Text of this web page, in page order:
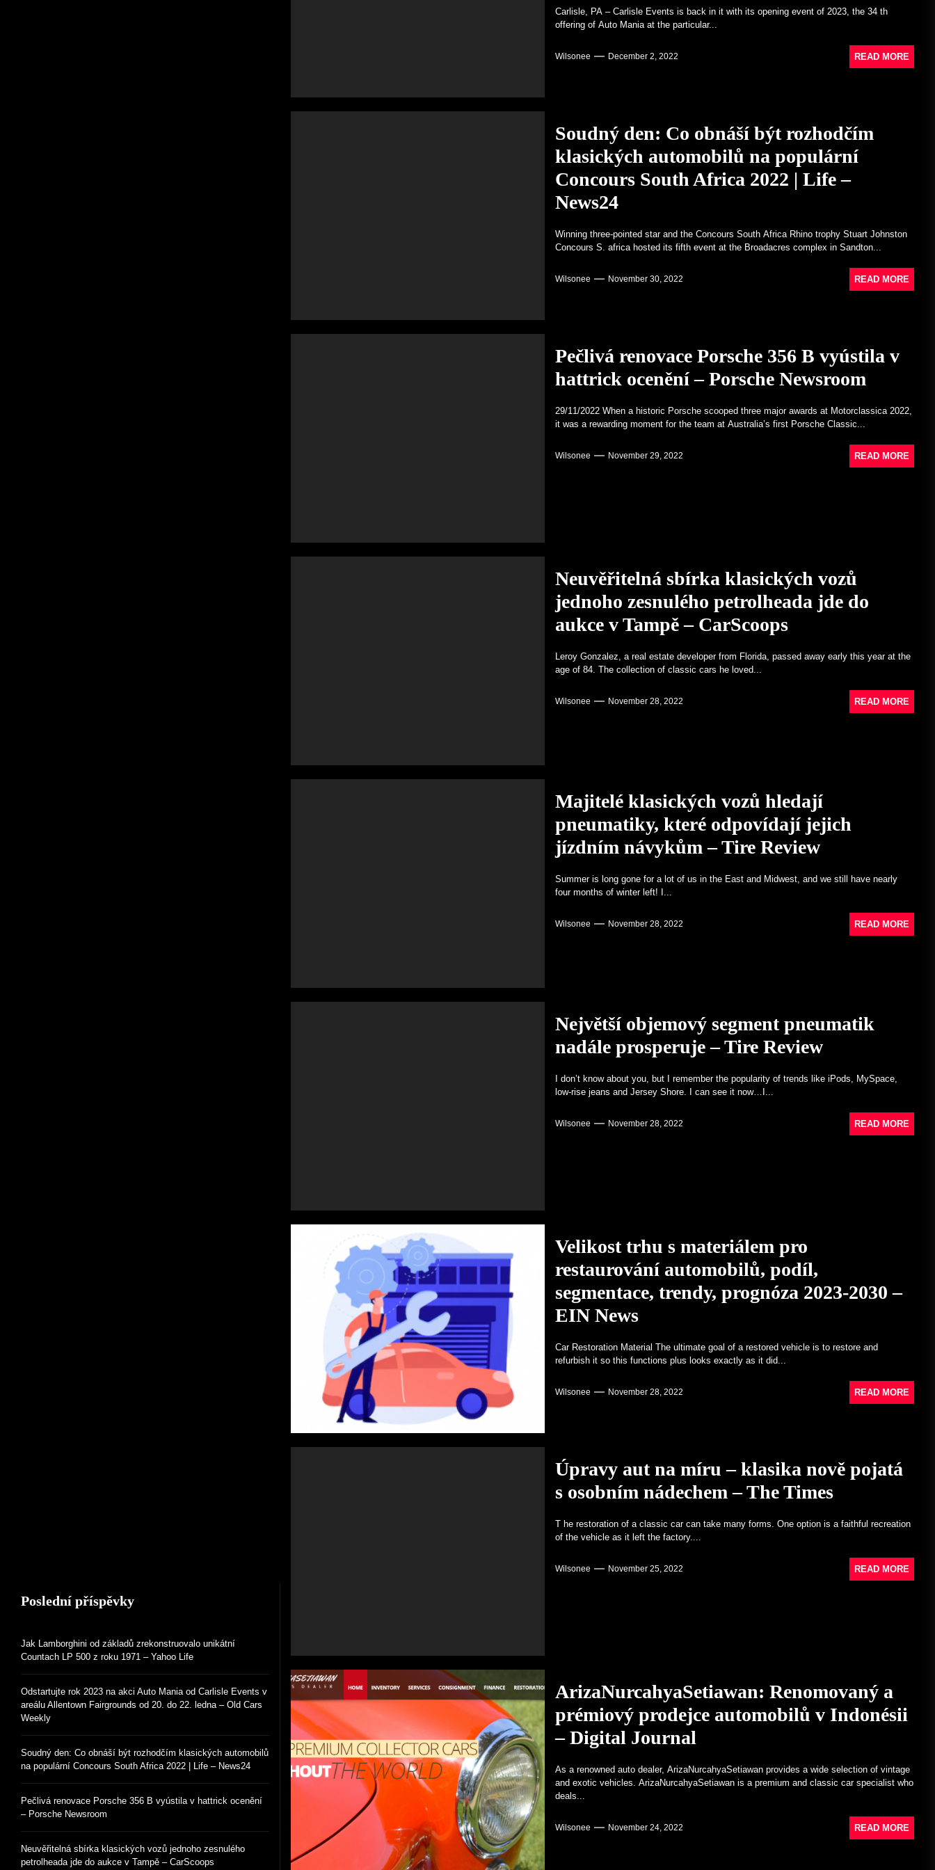
vyústila v hattrick ocenění –
November 28, 2022
Carlisle, PA – Carlisle Events is back in it with its opening event of 2023, the 34 th
offering of Auto Mania at the particular...
Wilsonee December 2, 2022 READ MORE
Soudný den: Co obnáší být rozhodčím
klasických automobilů na populární
Concours South Africa 2022 | Life –
News24
Winning three-pointed star and the Concours South Africa Rhino trophy Stuart Johnston
Concours S. africa hosted its fifth event at the Broadacres complex in Sandton...
Wilsonee November 30, 2022 READ MORE
Pečlivá renovace Porsche 356 B vyústila v
hattrick ocenění – Porsche Newsroom
29/11/2022 When a historic Porsche scooped three major awards at Motorclassica 2022,
it was a rewarding moment for the team at Australia’s first Porsche Classic...
Wilsonee November 29, 2022 READ MORE
Neuvěřitelná sbírka klasických vozů
jednoho zesnulého petrolheada jde do
aukce v Tampě – CarScoops
Leroy Gonzalez, a real estate developer from Florida, passed away early this year at the
age of 84. The collection of classic cars he loved...
Wilsonee November 28, 2022 READ MORE
Majitelé klasických vozů hledají
pneumatiky, které odpovídají jejich
jízdním návykům – Tire Review
Summer is long gone for a lot of us in the East and Midwest, and we still have nearly
four months of winter left! I...
Wilsonee November 28, 2022 READ MORE
Největší objemový segment pneumatik
nadále prosperuje – Tire Review
I don’t know about you, but I remember the popularity of trends like iPods, MySpace,
low-rise jeans and Jersey Shore. I can see it now…I...
Wilsonee November 28, 2022 READ MORE
Velikost trhu s materiálem pro
restaurování automobilů, podíl,
segmentace, trendy, prognóza 2023-2030 –
EIN News
Car Restoration Material The ultimate goal of a restored vehicle is to restore and
refurbish it so this functions plus looks exactly as it did...
Wilsonee November 28, 2022 READ MORE
Úpravy aut na míru – klasika nově pojatá
s osobním nádechem – The Times
T he restoration of a classic car can take many forms. One option is a faithful recreation
of the vehicle as it left the factory....
Wilsonee November 25, 2022 READ MORE
ArizaNurcahyaSetiawan: Renomovaný a
prémiový prodejce automobilů v Indonésii
– Digital Journal
As a renowned auto dealer, ArizaNurcahyaSetiawan provides a wide selection of vintage
and exotic vehicles. ArizaNurcahyaSetiawan is a premium and classic car specialist who
deals...
Wilsonee November 24, 2022 READ MORE
Poslední příspěvky
Jak Lamborghini od základů zrekonstruovalo unikátní
Countach LP 500 z roku 1971 – Yahoo Life
Odstartujte rok 2023 na akci Auto Mania od Carlisle Events v
areálu Allentown Fairgrounds od 20. do 22. ledna – Old Cars
Weekly
Soudný den: Co obnáší být rozhodčím klasických automobilů
na populární Concours South Africa 2022 | Life – News24
Pečlivá renovace Porsche 356 B vyústila v hattrick ocenění
– Porsche Newsroom
Neuvěřitelná sbírka klasických vozů jednoho zesnulého
petrolheada jde do aukce v Tampě – CarScoops